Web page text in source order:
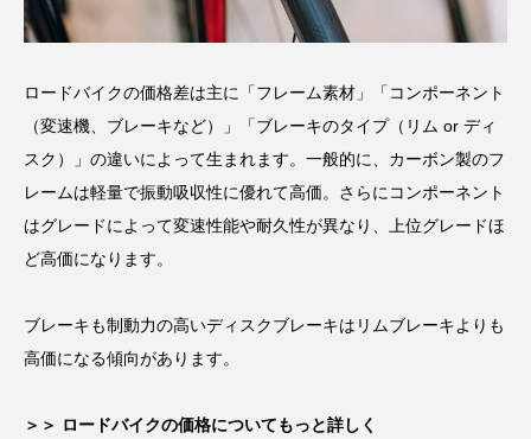
ロードバイクの価格差は主に「フレーム素材」「コンポーネント
（変速機、ブレーキなど）」「ブレーキのタイプ（リム or ディ
スク）」の違いによって生まれます。一般的に、カーボン製のフ
レームは軽量で振動吸収性に優れて高価。さらにコンポーネント
はグレードによって変速性能や耐久性が異なり、上位グレードほ
ど高価になります。
ブレーキも制動力の高いディスクブレーキはリムブレーキよりも
高価になる傾向があります。
＞＞ ロードバイクの価格についてもっと詳しく